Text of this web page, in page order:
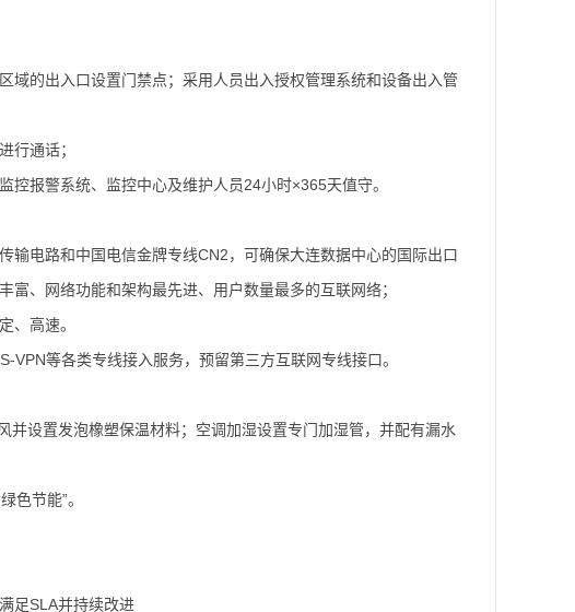
域的出入口设置门禁点；采用人员出入授权管理系统和设备出入管
行通话；
报警系统、监控中心及维护人员24小时×365天值守。
输电路和中国电信金牌专线CN2，可确保大连数据中心的国际出口
、网络功能和架构最先进、用户数量最多的互联网络；
、高速。
等各类专线接入服务，预留第三方互联网专线接口。
设置发泡橡塑保温材料；空调加湿设置专门加湿管，并配有漏水
色节能”。
足SLA并持续改进